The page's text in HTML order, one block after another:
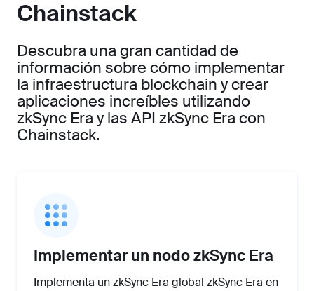
Chainstack
Descubra una gran cantidad de
información sobre cómo implementar
la infraestructura blockchain y crear
aplicaciones increíbles utilizando
zkSync Era y las API zkSync Era con
Chainstack.
Implementar un nodo zkSync Era
Implementa un zkSync Era global zkSync Era en